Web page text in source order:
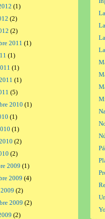
(1)
(2)
(2)
2011 (1)
(1)
(1)
(1)
(5)
2010 (1)
(1)
(1)
(2)
(2)
2009 (1)
2009 (4)
(2)
2009 (2)
(2)